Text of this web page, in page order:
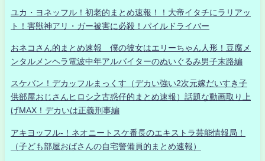
ユカ・ヨネッフル！初老的まとめ速報！！大帝イタチにラリアッ
ト！害獣神アリ・ガー被害に必殺！パイルドライバー
おネコさん的まとめ速報 僕の彼女はエリーちゃん人形！豆腐メ
ンタルメンヘラ電波中年アルバイターのぬいぐるみ男子末路編
スケバン！デカッフルまっくす（デカい強い2次元嫁だいすき子
供部屋おじさんヒロシ之古惑仔的まとめ速報）話題な動画取り上
げMAX！デカいは正義刑事編
アキヨッフル-！ネオニートスケ番長のエキストラ芸能情報局！
（子ども部屋おばさんの自宅警備員的まとめ速報）